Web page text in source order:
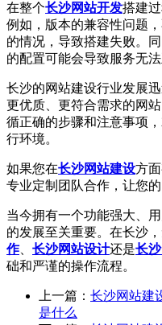
在整个长沙网站开发搭建
例如，版本的兼容性问题
的情况，导致搭建失败。
的配置可能会导致服务无法
长沙的网站建设行业发展
更优质、更符合需求的网
循正确的步骤和注意事项
行环境。
如果您在长沙网站建设方
专业定制团队合作，让您
当今拥有一个功能强大、
的发展至关重要。在长沙
作、 长沙网站设计还是长
础和严谨的操作流程。
上一篇： 长沙网站建
是什么